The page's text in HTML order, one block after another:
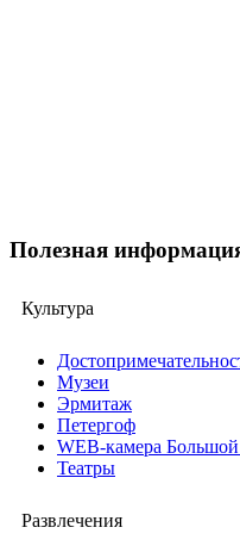
Полезная
Культура
Музеи
Эрмитаж
Петергоф
WEB-камера Большой
Театры
Развлечения